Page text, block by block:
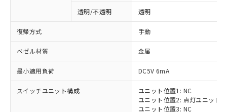
透明/不透明 透明
復帰方式 手動
ベゼル材質 金属
最小適用負荷 DC5V 6mA
スイッチユニット構成
ユニット位置1: NC
ユニット位置2: 点灯ユニット
ユニット位置3: NC